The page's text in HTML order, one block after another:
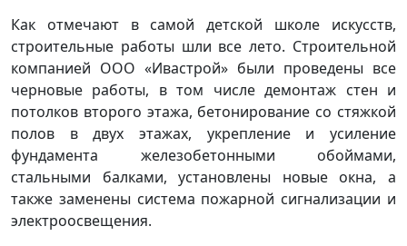
Как отмечают в самой детской школе искусств,
строительные работы шли все лето. Строительной
компанией ООО «Ивастрой» были проведены все
черновые работы, в том числе демонтаж стен и
потолков второго этажа, бетонирование со стяжкой
полов в двух этажах, укрепление и усиление
фундамента железобетонными обоймами,
стальными балками, установлены новые окна, а
также заменены система пожарной сигнализации и
электроосвещения.